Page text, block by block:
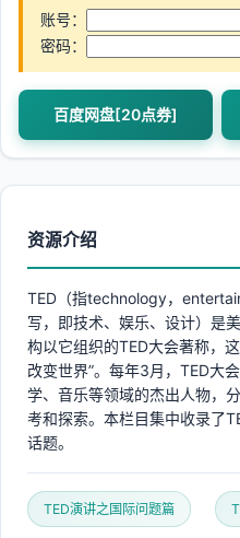
账号：
密码：
百度网盘[20点券]
资源介绍
TED（指technology，
写，即技术、娱乐、设计）是
构以它组织的TED大会著称，
改变世界”。每年3月，TED大
学、音乐等领域的杰出人物，
考和探索。本栏目集中收录了
话题。
TED演讲之国际问题篇